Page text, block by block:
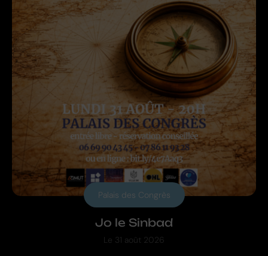
Jo le Sinbad
Palais des Congrès
Le 31 août 2026